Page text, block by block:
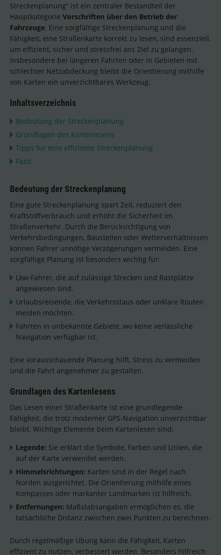
Streckenplanung“ ist ein zentraler Bestandteil der
Hauptkategorie Vorschriften über den Betrieb der
Fahrzeuge. Eine sorgfältige Streckenplanung und die
Fähigkeit, eine Straßenkarte korrekt zu lesen, sind essenziell,
um effizient, sicher und stressfrei ans Ziel zu gelangen.
Insbesondere bei längeren Fahrten oder in Gebieten mit
schlechter Netzabdeckung bleibt die Orientierung mithilfe
von Karten ein unverzichtbares Werkzeug.
Inhaltsverzeichnis
Bedeutung der Streckenplanung
Grundlagen des Kartenlesens
Tipps für eine effiziente Streckenplanung
Fazit
Bedeutung der Streckenplanung
Eine gute Streckenplanung spart Zeit, reduziert den
Kraftstoffverbrauch und erhöht die Sicherheit im
Straßenverkehr. Durch die Berücksichtigung von
Verkehrsbedingungen, Baustellen oder Wetterverhältnissen
können Fahrer unnötige Verzögerungen vermeiden. Eine
sorgfältige Planung ist besonders wichtig für:
Lkw-Fahrer, die auf zulässige Strecken und Rastplätze
angewiesen sind.
Urlaubsreisende, die Verkehrsstaus oder unklare Routen
meiden möchten.
Fahrten in unbekannte Gebiete, wo keine verlässliche
Navigation verfügbar ist.
Eine vorausschauende Planung hilft, Stress zu vermeiden
und die Fahrt angenehmer zu gestalten.
Grundlagen des Kartenlesens
Das Lesen einer Straßenkarte ist eine grundlegende
Fähigkeit, die trotz moderner GPS-Navigation unverzichtbar
bleibt. Wichtige Elemente beim Kartenlesen sind:
Legende: Sie erklärt die Symbole, Farben und Linien, die
auf der Karte verwendet werden.
Himmelsrichtungen: Karten sind in der Regel nach
Norden ausgerichtet. Die Orientierung mithilfe eines
Kompasses oder markanter Landmarken ist hilfreich.
Entfernungen: Maßstabsangaben ermöglichen es, die
tatsächliche Distanz zwischen zwei Punkten zu berechnen.
Durch regelmäßige Übung kann die Fähigkeit, Karten
effizient zu nutzen, verbessert werden. Besonders hilfreich